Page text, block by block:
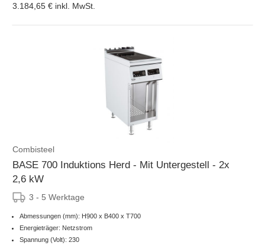
3.184,65 € inkl. MwSt.
Combisteel
BASE 700 Induktions Herd - Mit Untergestell - 2x
2,6 kW
3 - 5 Werktage
Abmessungen (mm): H900 x B400 x T700
Energieträger: Netzstrom
Spannung (Volt): 230